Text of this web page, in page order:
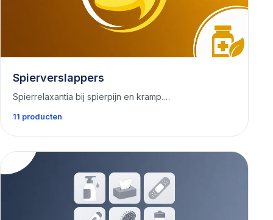
Spierverslappers
Spierrelaxantia bij spierpijn en kramp.…
11 producten